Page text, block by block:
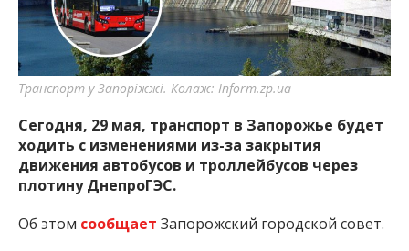
Транспорт у Запоріжжі. Колаж: Inform.zp.ua
Сегодня, 29 мая, транспорт в Запорожье будет
ходить с изменениями из-за закрытия
движения автобусов и троллейбусов через
плотину ДнепроГЭС.
Об этом сообщает Запорожский городской совет.